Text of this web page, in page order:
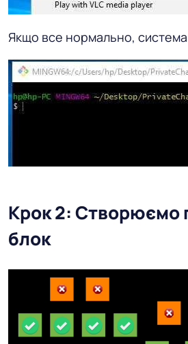
Якщо все нормально,
Крок 2: Створюємо
блок